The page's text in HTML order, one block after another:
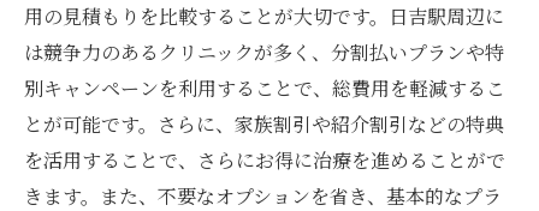
用の見積もりを比較することが大切です。日吉駅周辺に
は競争力のあるクリニックが多く、分割払いプランや特
別キャンペーンを利用することで、総費用を軽減するこ
とが可能です。さらに、家族割引や紹介割引などの特典
を活用することで、さらにお得に治療を進めることがで
きます。また、不要なオプションを省き、基本的なプラ